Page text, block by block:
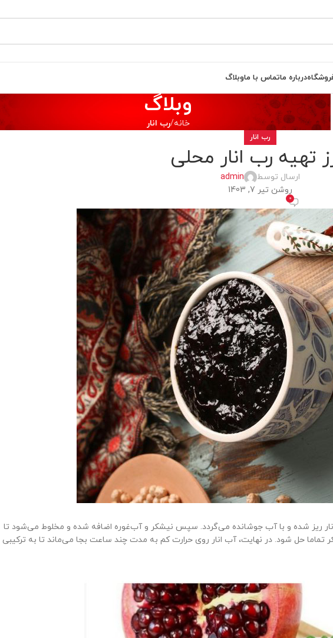
درباره ماتماس با ماوبلاگ
وبلاگ
خانه رب انار
رب انار
تهیه رب انار محلی
ارسال توسط
admin
روشن تیر 7, 1403
0
ریز شده و با آب جوشانده می‌گردد. سپس نیشکر و آب‌غوره اضافه شده و مخلوط می‌شود تا
حل شود. در نهایت، آب انار روی حرارت کم به مدت چند ساعت بجا می‌ماند تا به ترکیبی